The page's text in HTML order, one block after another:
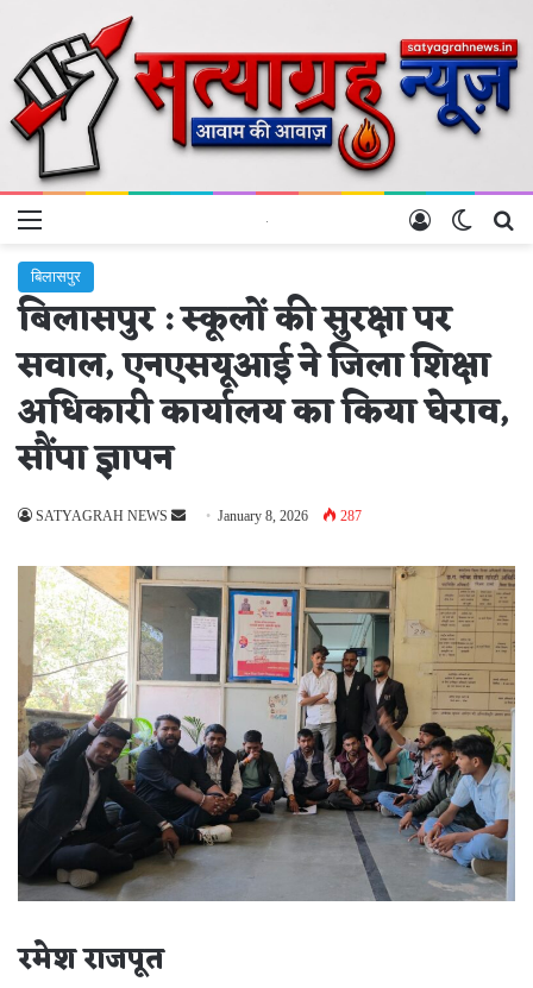
Menu Switch
Log In
बिलासपुर
बिलासपुर : स्कूलों की सुरक्षा पर
सवाल, एनएसयूआई ने जिला शिक्षा
अधिकारी कार्यालय का किया घेराव,
सौंपा ज्ञापन
SATYAGRAH NEWS
Send January 8, 2026 287
रमेश राजपूत